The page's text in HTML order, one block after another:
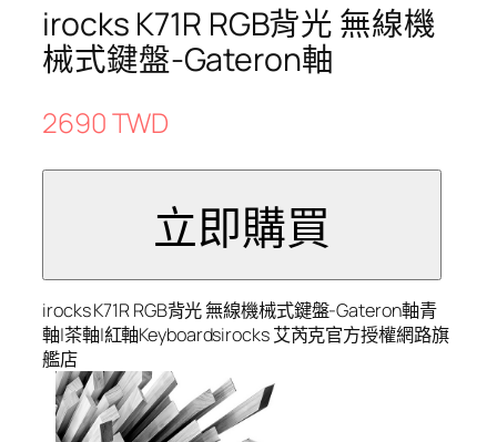
irocks K71R RGB背光 無線機
械式鍵盤-Gateron軸
2690 TWD
irocks K71R RGB背光 無線機械式鍵盤-Gateron軸青
軸|茶軸|紅軸Keyboardsirocks 艾芮克官方授權網路旗
艦店